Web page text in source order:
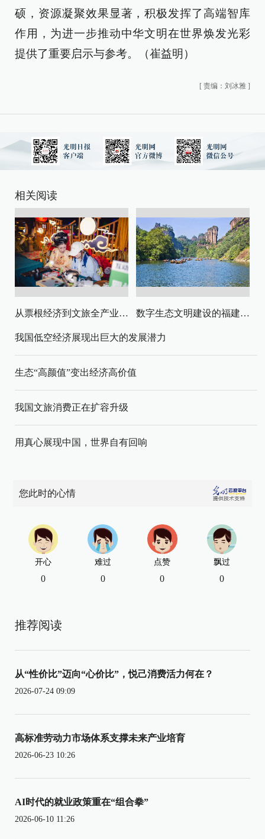
硕，资源凝聚效果显著，积极发挥了高端智库
作用，为进一步推动中华文明在世界焕发光彩
提供了重要启示与参考。（崔益明）
[ 责编：刘冰雅 ]
相关阅读
从票根经济到文旅全产业链升级 数字生态文明建设的福建路径与启示
我国低空经济展现出巨大的发展潜力
生态“高颜值”变出经济高价值
我国文旅消费正在扩容升级
用真心展现中国，世界自有回响
您此时的心情
开心
0
难过
0
点赞
0
飘过
0
推荐阅读
从“性价比”迈向“心价比”，悦己消费活力何在？
2026-07-24 09:09
高标准劳动力市场体系支撑未来产业培育
2026-06-23 10:26
AI时代的就业政策重在“组合拳”
2026-06-10 11:26